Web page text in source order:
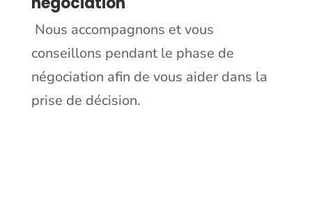
Nous accompagnons et vous
conseillons pendant le phase de
négociation afin de vous aider dans la
prise de décision.